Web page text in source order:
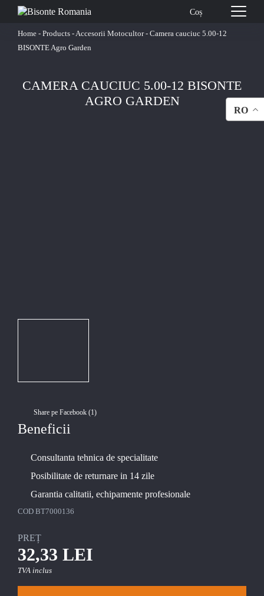
Coș
Home - Products -Accesorii Motocultor- Camera cauciuc 5.00-12
BISONTE Agro Garden
CAMERA CAUCIUC 5.00-12 BISONTE
AGRO GARDEN
Share pe Facebook (1)
Beneficii
Consultanta tehnica de specialitate
Posibilitate de returnare in 14 zile
Garantia calitatii, echipamente profesionale
COD BT7000136
PREȚ
32,33 LEI
TVA inclus
RO